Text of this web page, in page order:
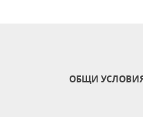
ОБЩИ